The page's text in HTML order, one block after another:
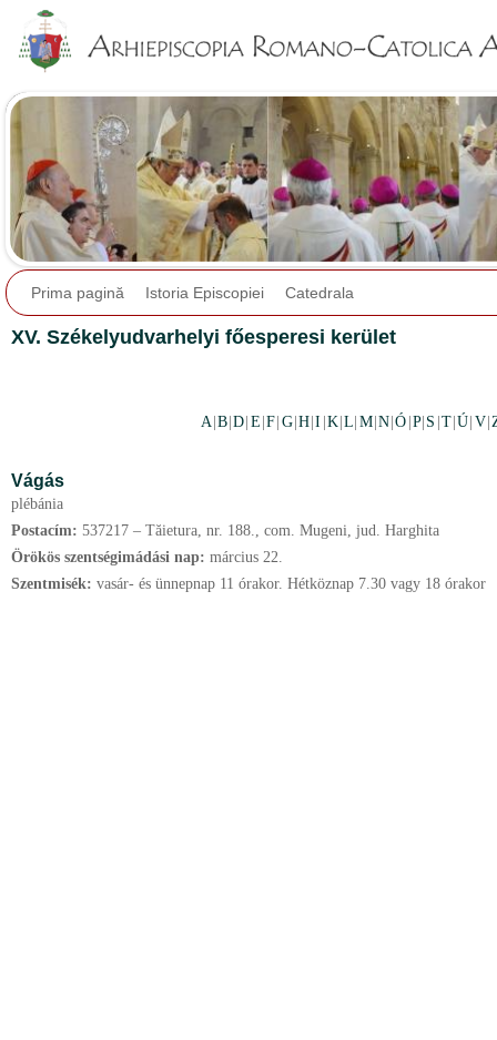
Prima pagină Istoria Episcopiei Catedrala
XV. Székelyudvarhelyi főesperesi kerület
A B |D E |F G H |I K |L M |N |Ó P S T |Ú V
Vágás
plébánia
Postacím: 537217 – Tăietura, nr. 188., com. Mugeni, jud. Harghita
Örökös szentségimádási nap: március 22.
Szentmisék: vasár- és ünnepnap 11 órakor. Hétköznap 7.30 vagy 18 órakor